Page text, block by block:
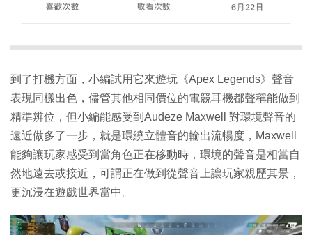
到了打機方面，小編試用它來遊玩《Apex Legends》聲音
表現同樣出色，儘管其他相同價位的電競耳機都聲稱能做到
精準辨位，但小編能感受到Audeze Maxwell 對環境聲音的
遠近做多了一步，就是環繞立體音的輸出流暢度，Maxwell
能夠讓玩家感受到當角色正在移動時，環境的聲音是相當自
然地遠去或接近，可謂正在做到從聲音上讓玩家親歷其景，
更沉浸在遊戲世界當中。